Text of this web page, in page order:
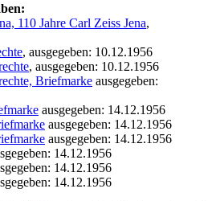
110 Jahre Carl Zeiss Jena,
, ausgegeben: 10.12.1956
, ausgegeben: 10.12.1956
Briefmarke ausgegeben:
ausgegeben: 14.12.1956
ausgegeben: 14.12.1956
ausgegeben: 14.12.1956
14.12.1956
14.12.1956
14.12.1956